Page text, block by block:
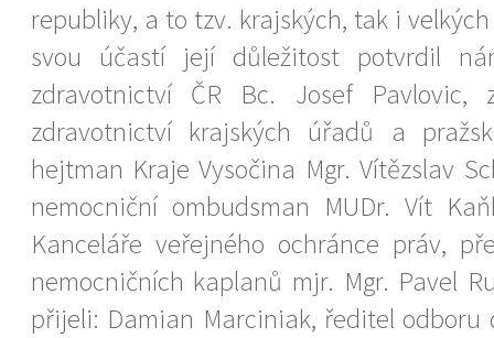
republiky, a to tzv. krajských, tak i
svou účastí její důležitost potvrdil
zdravotnictví ČR Bc. Josef Pavlovic,
zdravotnictví krajských úřadů a
hejtman Kraje Vysočina Mgr. Vítězslav
nemocniční ombudsman MUDr. Vít
Kanceláře veřejného ochránce práv,
nemocničních kaplanů mjr. Mgr. Pavel
přijeli: Damian Marciniak, ředitel odboru